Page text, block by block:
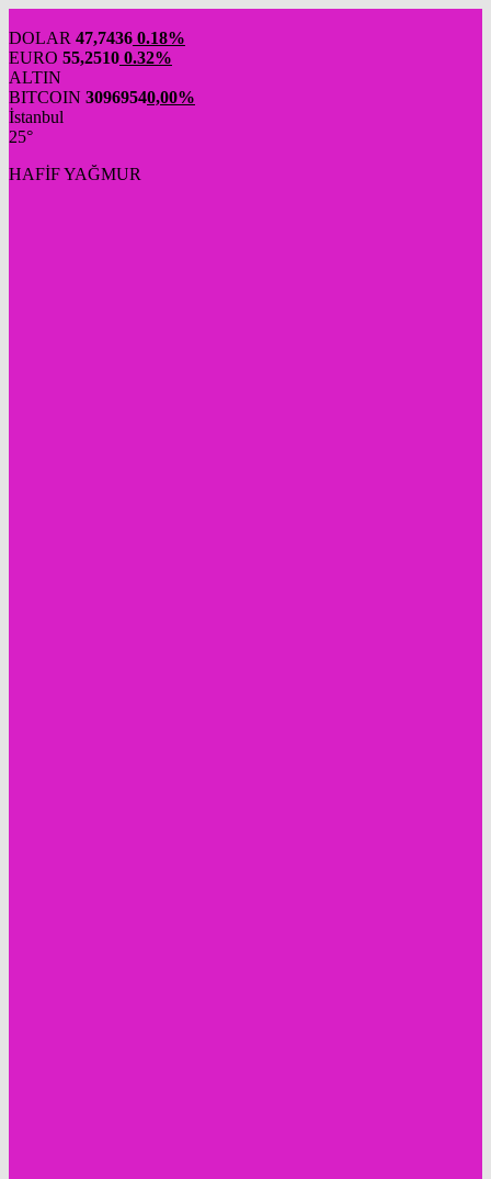
DOLAR 47,7436 0.18%
EURO 55,2510 0.32%
ALTIN
BITCOIN 30969540,00%
İstanbul
25°
HAFİF YAĞMUR